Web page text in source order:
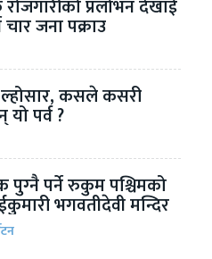
प्रलोभन देखाई
चार जना पक्राउ
ल्होसार, कसले कसरी
पर्व ?
पर्ने रुकुम पश्चिमको
भगवतीदेवी मन्दिर